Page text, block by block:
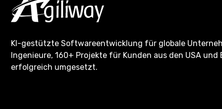
KI-gestützte Softwareentwicklung für globale
Ingenieure, 160+ Projekte für Kunden aus den USA und
erfolgreich umgesetzt.